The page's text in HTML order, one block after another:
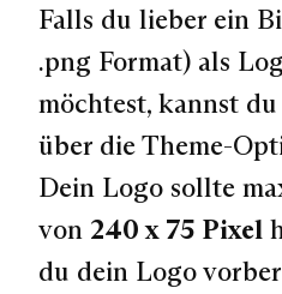
Falls du lieber ein
.png Format) als
möchtest, kannst
über die Theme-
Dein Logo sollte
von 240 x 75 Pixel
du dein Logo